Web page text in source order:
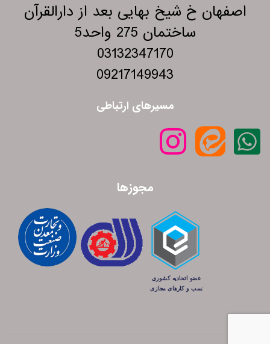
اصفهان خ شیخ بهایی بعد از دارالقرآن
ساختمان 275 واحد5
03132347170
09217149943
مسیرهای ارتباطی
مجوزها